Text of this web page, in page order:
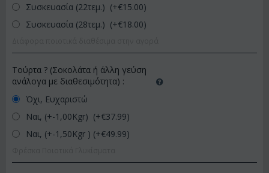
Συσκευασία (22τεμ.) (+€15.00)
Συσκευασία (28τεμ.) (+€18.00)
Τούρτα ? (Σοκολάτα ή άλλη γεύση
ανάλογα με διαθεσιμότητα) :
Όχι, Ευχαριστώ
Ναι, (+-1,00Kgr) (+€37.99)
Ναι, (+-1,50Kgr ) (+€49.99)